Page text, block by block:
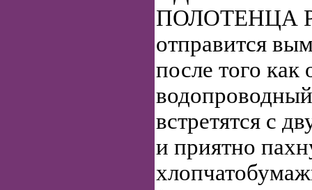
ПОЛОТЕНЦА
отправится
после того как
встретятся с
и приятно